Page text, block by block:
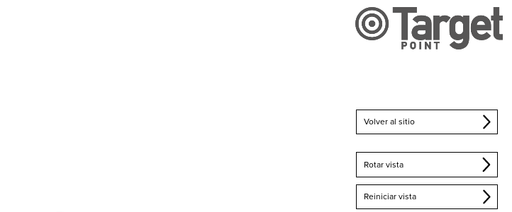
Volver al sitio
Rotar vista
Reiniciar vista